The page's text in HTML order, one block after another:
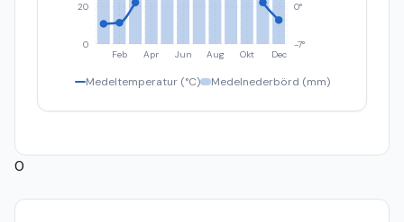
Feb Apr Jun Aug Okt Dec
0
20
-7°
0°
Medeltemperatur (°C) Medelnederbörd (mm)
0